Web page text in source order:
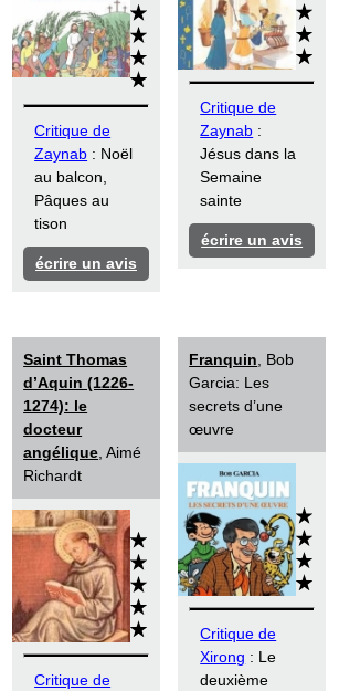
Critique de
Zaynab : Noël
au balcon,
Pâques au
tison
écrire un avis
Critique de
Zaynab :
Jésus dans la
Semaine
sainte
écrire un avis
Saint Thomas
d’Aquin (1226-
1274): le
docteur
angélique , Aimé
Richardt
Critique de
Franquin , Bob
Garcia: Les
secrets d’une
œuvre
Critique de
Xirong : Le
deuxième